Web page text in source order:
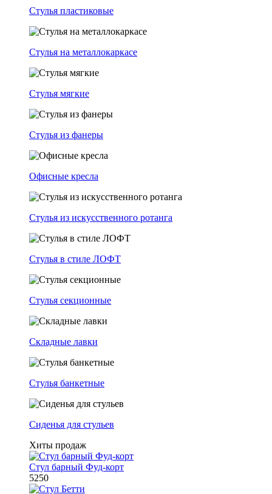
Стулья пластиковые
Стулья на металлокаркасе
Стулья мягкие
Стулья из фанеры
Офисные кресла
Стулья из искусственного ротанга
Стулья в стиле ЛОФТ
Стулья секционные
Складные лавки
Стулья банкетные
Сиденья для стульев
Хиты продаж
Стул барный Фуд-корт
5250